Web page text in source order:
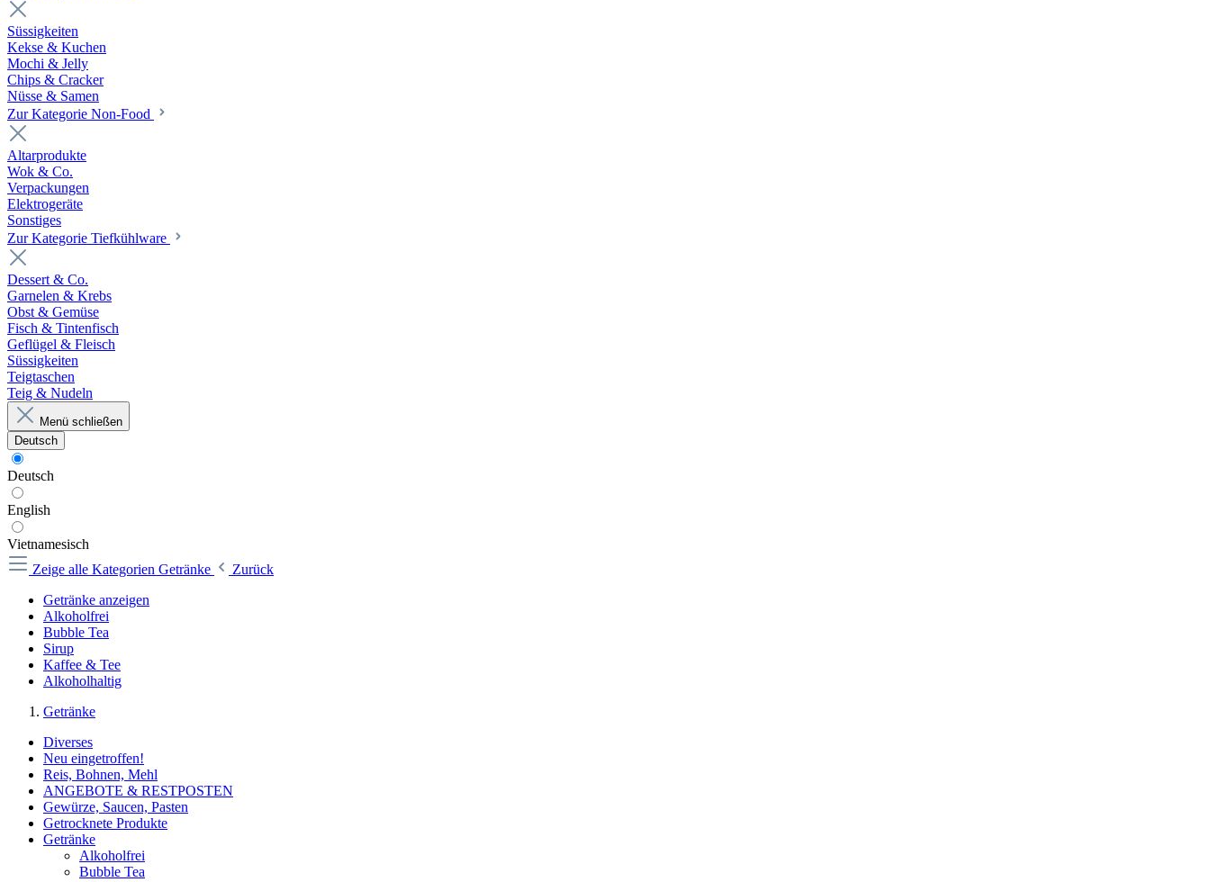
Süssigkeiten
Kekse & Kuchen
Mochi & Jelly
Chips & Cracker
Nüsse & Samen
Zur Kategorie Non-Food
Altarprodukte
Wok & Co.
Verpackungen
Elektrogeräte
Sonstiges
Zur Kategorie Tiefkühlware
Dessert & Co.
Garnelen & Krebs
Obst & Gemüse
Fisch & Tintenfisch
Geflügel & Fleisch
Süssigkeiten
Teigtaschen
Teig & Nudeln
Menü schließen
Deutsch
Deutsch
English
Vietnamesisch
Zeige alle Kategorien Getränke
Zurück
Getränke anzeigen
Alkoholfrei
Bubble Tea
Sirup
Kaffee & Tee
Alkoholhaltig
Getränke
Diverses
Neu eingetroffen!
Reis, Bohnen, Mehl
ANGEBOTE & RESTPOSTEN
Gewürze, Saucen, Pasten
Getrocknete Produkte
Getränke
Alkoholfrei
Bubble Tea